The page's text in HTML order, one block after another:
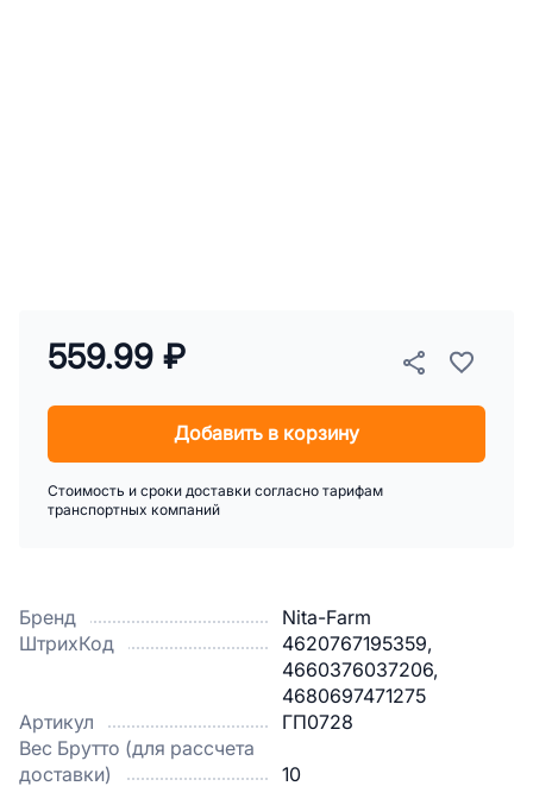
Бренд
Nita-Farm
ШтрихКод
4620767195359,
4660376037206,
4680697471275
Артикул
ГП0728
Вес Брутто (для рассчета
доставки)
10
559.99 ₽
Добавить в корзину
Стоимость и сроки доставки согласно тарифам
транспортных компаний